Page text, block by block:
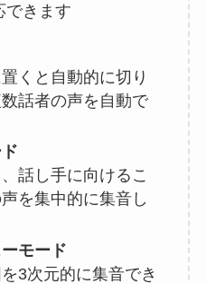
できます
くと自動的に切り
話者の声を自動で
話し手に向けるこ
を集中的に集音し
モード
3次元的に集音でき